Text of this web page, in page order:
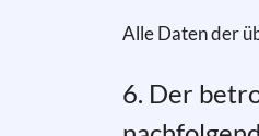
Alle Daten der
6. Der